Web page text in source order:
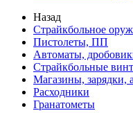
Назад
Страйкбольное
Пистолеты, ПП
Автоматы,
Страйкбольные
Магазины, зарядки,
Расходники
Гранатометы